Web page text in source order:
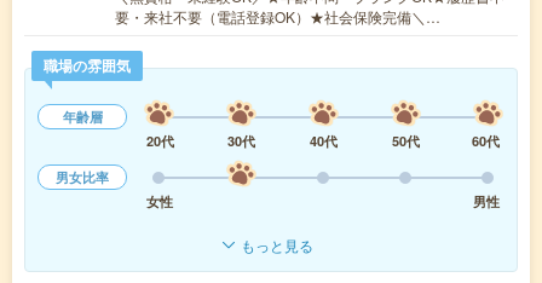
要・来社不要（電話登録OK）★社会保険完備＼…
職場の雰囲気
年齢層
20代
30代 40代 50代
60代
男女比率
女性
男性
もっと見る